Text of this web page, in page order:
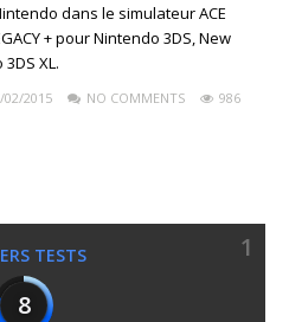
dans le simulateur ACE
+ pour Nintendo 3DS, New
XL.
02/2015 NO COMMENTS
986
TESTS
1
8